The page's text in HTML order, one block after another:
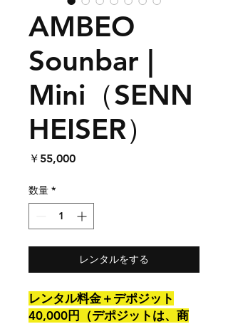
AMBEO
Sounbar |
Mini（SENN
HEISER）
￥55,000価
数量 *
レンタルをする
レンタル料金＋デポジット
40,000円（デポジットは、商